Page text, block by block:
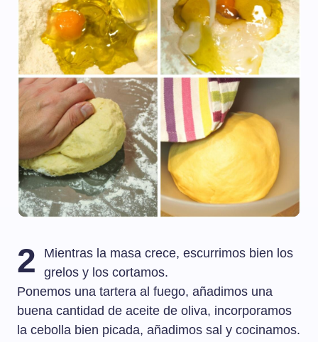
2
Mientras la masa crece, escurrimos bien los
grelos y los cortamos.
Ponemos una tartera al fuego, añadimos una
buena cantidad de aceite de oliva, incorporamos
la cebolla bien picada, añadimos sal y cocinamos.